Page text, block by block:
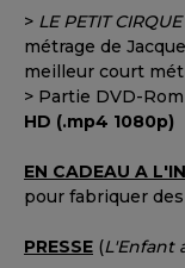
> LE PETIT
métrage de
meilleur court
> Partie DVD-
HD (.mp4 1080p)
EN CADEAU A
pour fabriquer
PRESSE (L'Enfant